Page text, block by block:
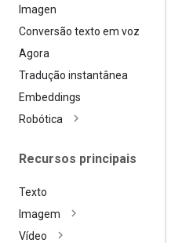
Imagen
Conversão texto em voz
Agora
Tradução instantânea
Embeddings
Robótica
Recursos principais
Texto
Imagem
Vídeo